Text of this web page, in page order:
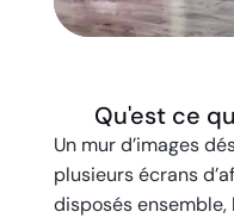
Qu'est ce
Un mur d’images
plusieurs écrans
disposés